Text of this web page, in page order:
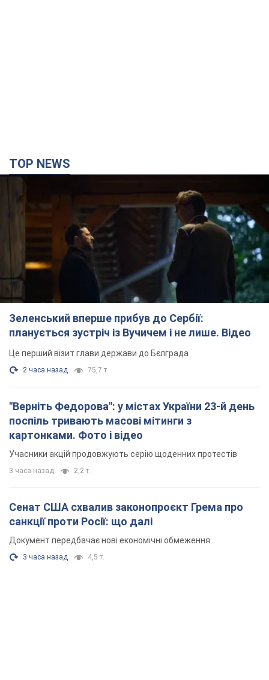
TOP NEWS
Зеленський вперше прибув до Сербії:
планується зустріч із Вучичем і не лише. Відео
Це перший візит глави держави до Бєлграда
2 часа назад 75,7 т.
"Верніть Федорова": у містах України 23-й день
поспіль тривають масові мітинги з
картонками. Фото і відео
Учасники акцій продовжують серію щоденних протестів
3 часа назад 2,2 т.
Сенат США схвалив законопроєкт Грема про
санкції проти Росії: що далі
Документ передбачає нові економічні обмеження
3 часа назад 4,5 т.